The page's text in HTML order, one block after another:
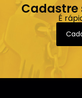
Cadastre
É